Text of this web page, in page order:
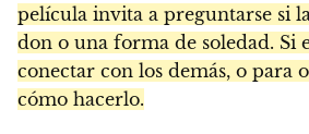
película invita a preguntarse si
don o una forma de soledad. Si
conectar con los demás, o para
cómo hacerlo.